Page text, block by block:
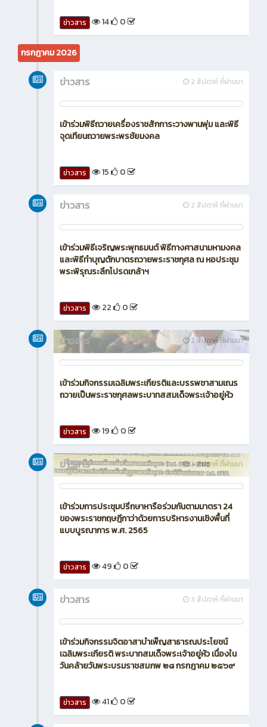
ข่าวสาร 14 0
กรกฎาคม 2026
2 สัปดาห์ ที่ผ่านมา
ข่าวสาร
เข้าร่วมพิธีถวายเครื่องราชสักการะวางพานพุ่ม และพิธี
จุดเทียนถวายพระพรชัยมงคล
ข่าวสาร 15 0
2 สัปดาห์ ที่ผ่านมา
ข่าวสาร
เข้าร่วมพิธีเจริญพระพุทธมนต์ พิธีทางศาสนามหามงคล
และพิธีทำบุญตักบาตรถวายพระราชกุศล ณ หอประชุม
พระพิรุณระลึกโปรดเกล้าฯ
ข่าวสาร 22 0
2 สัปดาห์ ที่ผ่านมา
ข่าวสาร
เข้าร่วมกิจกรรมเฉลิมพระเกียรติและบรรพชาสามเณร
ถวายเป็นพระราชกุศลพระบาทสสมเด็จพระเจ้าอยู่หัว
ข่าวสาร 19 0
3 สัปดาห์ ที่ผ่านมา
ข่าวสาร
เข้าร่วมการประชุมปรึกษาหารือร่วมกันตามมาตรา 24
ของพระราชกฤษฎีกาว่าด้วยการบริหารงานเชิงพื้นที่
แบบบูรณาการ พ.ศ. 2565
ข่าวสาร 49 0
3 สัปดาห์ ที่ผ่านมา
ข่าวสาร
เข้าร่วมกิจกรรมจิตอาสาบำเพ็ญสาธารณประโยชน์
เฉลิมพระเกียรติ พระบาทสมเด็จพระเจ้าอยู่หัว เนื่องใน
วันคล้ายวันพระบรมราชสมภพ ๒๘ กรกฎาคม ๒๕๖๙
ข่าวสาร 41 0